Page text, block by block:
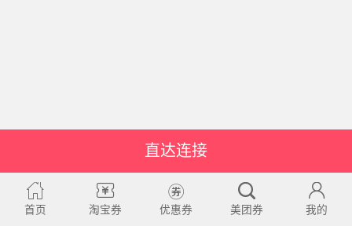
直达连接
首页 淘宝券 优惠券 美团券 我的